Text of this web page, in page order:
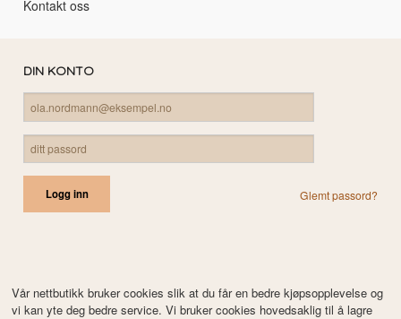
Kontakt oss
DIN KONTO
Glemt passord?
Vår nettbutikk bruker cookies slik at du får en bedre kjøpsopplevelse og
vi kan yte deg bedre service. Vi bruker cookies hovedsaklig til å lagre